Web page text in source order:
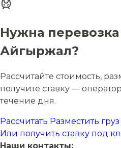
Нужна
Айгыржал?
Рассчитайте стоимость,
получите ставку —
течение дня.
Рассчитать Разместить
Или получить ставку под
Наши контакты: